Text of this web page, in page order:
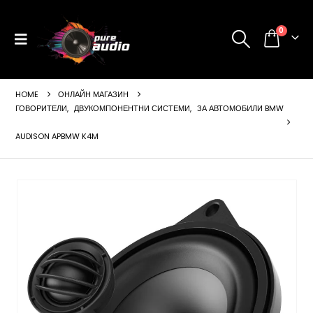
0
HOME
ОНЛАЙН МАГАЗИН
ГОВОРИТЕЛИ, ДВУКОМПОНЕНТНИ СИСТЕМИ, ЗА АВТОМОБИЛИ BMW
AUDISON APBMW K4M